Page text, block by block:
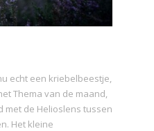
echt een kriebelbeestje,
Thema van de maand,
met de Helioslens tussen
Het kleine